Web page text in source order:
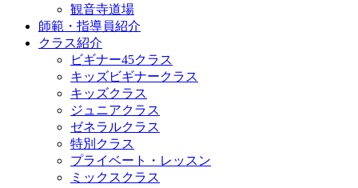
観音寺道場
師範・指導員紹介
クラス紹介
ビギナー45クラス
キッズビギナークラス
キッズクラス
ジュニアクラス
ゼネラルクラス
特別クラス
プライベート・レッスン
ミックスクラス